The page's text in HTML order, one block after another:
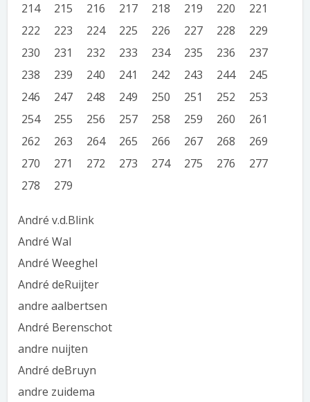
214
215 216 217 218 219 220
221
222
223 224 225 226 227 228
229
230
231 232 233 234 235 236
237
238
239 240 241 242 243 244
245
246
247 248 249 250 251 252
253
254
255 256 257 258 259 260
261
262
263 264 265 266 267 268
269
270
271 272 273 274 275 276
277
278
279
André v.d.Blink
André Wal
André Weeghel
André deRuijter
andre aalbertsen
André Berenschot
andre nuijten
André deBruyn
andre zuidema